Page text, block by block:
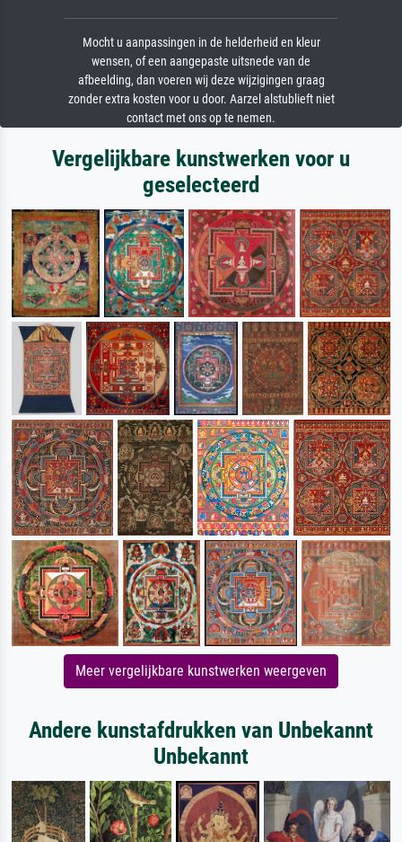
Mocht u aanpassingen in de helderheid en kleur
wensen, of een aangepaste uitsnede van de
afbeelding, dan voeren wij deze wijzigingen graag
zonder extra kosten voor u door. Aarzel alstublieft niet
contact met ons op te nemen.
Vergelijkbare kunstwerken voor u
geselecteerd
Meer vergelijkbare kunstwerken weergeven
Andere kunstafdrukken van Unbekannt
Unbekannt